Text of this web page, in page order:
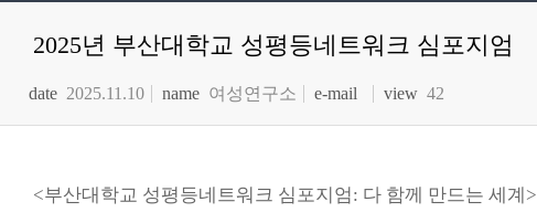
2025년 부산대학교 성평등네트워크 심포지엄
date 2025.11.10 name 여성연구소 e-mail view 42
<부산대학교 성평등네트워크 심포지엄: 다 함께 만드는 세계>